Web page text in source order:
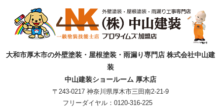
大和市厚木市の外壁塗装・屋根塗装・雨漏り専門店 株式会社中山建
装
中山建装ショールーム 厚木店
〒243-0217 神奈川県厚木市三田南2-21-9
フリーダイヤル： 0120-316-225